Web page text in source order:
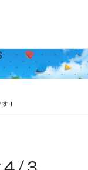
！